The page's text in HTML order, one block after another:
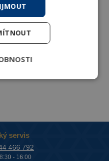
kohout s integrovaným
v kouli. Při
servis
466 792
- 16:00